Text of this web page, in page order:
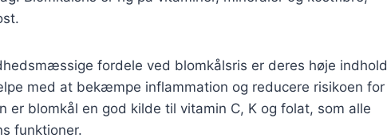
fordele ved blomkålsris er deres høje indhold
med at bekæmpe inflammation og reducere risikoen for
er blomkål en god kilde til vitamin C, K og folat, som alle
funktioner.